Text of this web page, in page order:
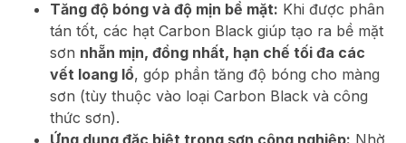
Tăng độ bóng và độ mịn bề mặt: Khi được phân
tán tốt, các hạt Carbon Black giúp tạo ra bề mặt
sơn nhẵn mịn, đồng nhất, hạn chế tối đa các
vết loang lổ, góp phần tăng độ bóng cho màng
sơn (tùy thuộc vào loại Carbon Black và công
thức sơn).
Ứng dụng đặc biệt trong sơn công nghiệp: Nhờ